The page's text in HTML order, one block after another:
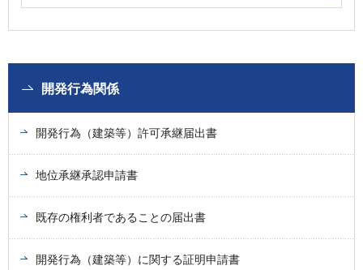
開発行為関係
開発行為（建築等）許可承継届出書
地位承継承認申請書
既存の権利者であることの届出書
開発行為（建築等）に関する証明申請書